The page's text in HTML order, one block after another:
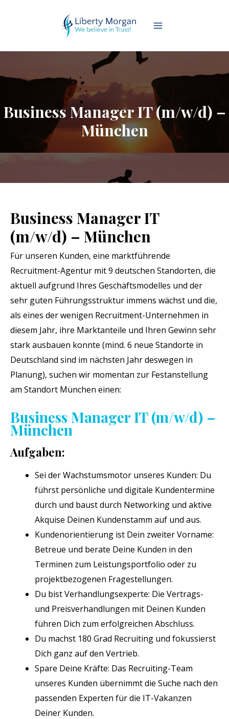
Business Manager IT (m/w/d) –
München
Business Manager IT
(m/w/d) – München
Für unseren Kunden, eine marktführende
Recruitment-Agentur mit 9 deutschen Standorten, die
aktuell aufgrund Ihres Geschäftsmodelles und der
sehr guten Führungsstruktur immens wächst und die,
als eines der wenigen Recruitment-Unternehmen in
diesem Jahr, ihre Marktanteile und Ihren Gewinn sehr
stark ausbauen konnte (mind. 6 neue Standorte in
Deutschland sind im nächsten Jahr deswegen in
Planung), suchen wir momentan zur Festanstellung
am Standort München einen:
Business Manager IT (m/w/d) –
München
Aufgaben:
Sei der Wachstumsmotor unseres Kunden: Du
führst persönliche und digitale Kundentermine
durch und baust durch Networking und aktive
Akquise Deinen Kundenstamm auf und aus.
Kundenorientierung ist Dein zweiter Vorname:
Betreue und berate Deine Kunden in den
Terminen zum Leistungsportfolio oder zu
projektbezogenen Fragestellungen.
Du bist Verhandlungsexperte: Die Vertrags-
und Preisverhandlungen mit Deinen Kunden
führen Dich zum erfolgreichen Abschluss.
Du machst 180 Grad Recruiting und fokussierst
Dich ganz auf den Vertrieb.
Spare Deine Kräfte: Das Recruiting-Team
unseres Kunden übernimmt die Suche nach den
passenden Experten für die IT-Vakanzen
Deiner Kunden.